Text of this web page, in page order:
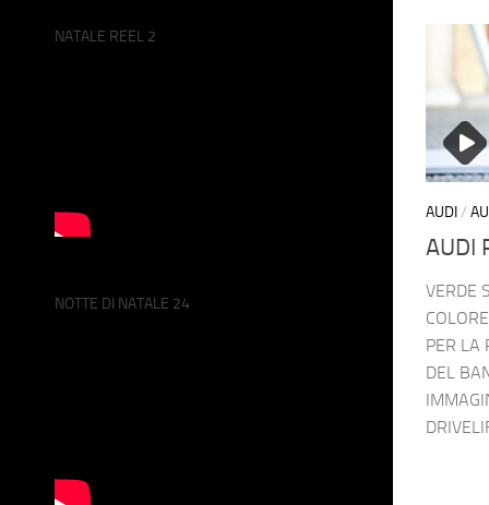
AUDI/
AUDI
VERDE
PER LA
DEL
NATALE REEL 2
NOTTE DI NATALE 24